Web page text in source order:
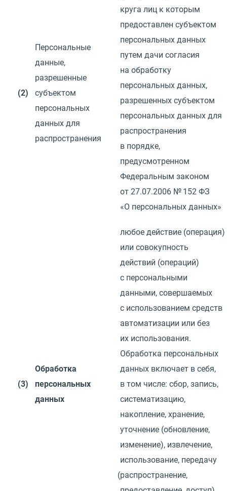
(2)
Персональные
данные,
разрешенные
субъектом
персональных
данных для
распространения
круга лиц к которым
предоставлен субъектом
персональных данных
путем дачи согласия
на обработку
персональных данных,
разрешенных субъектом
персональных данных для
распространения
в порядке,
предусмотренном
Федеральным законом
от 27.07.2006 № 152 ФЗ
«О персональных данных»
(3)
Обработка
персональных
данных
любое действие (операция)
или совокупность
действий (операций)
с персональными
данными, совершаемых
с использованием средств
автоматизации или без
их использования.
Обработка персональных
данных включает в себя,
в том числе: сбор, запись,
систематизацию,
накопление, хранение,
уточнение (обновление,
изменение), извлечение,
использование, передачу
(распространение,